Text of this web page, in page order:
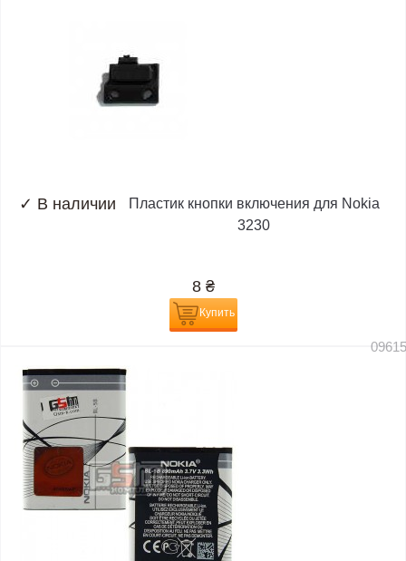
✓ В наличии
Пластик кнопки включения для Nokia
3230
8 ₴
Купить